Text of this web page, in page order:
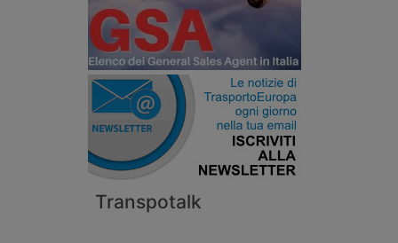
Transpotalk